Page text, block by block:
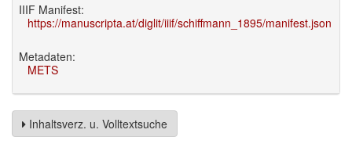
IIIF Manifest:
https://manuscripta.at/diglit/iiif/schiffmann_1895/manifest.json
Metadaten:
METS
Inhaltsverz. u. Volltextsuche